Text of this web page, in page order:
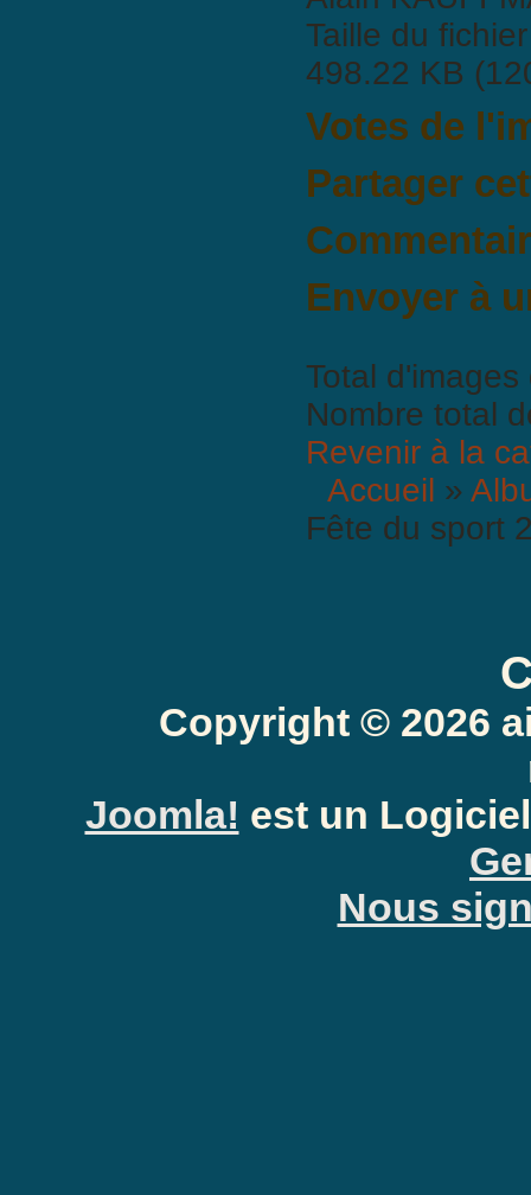
Taille du
498.22 KB
Votes de
Partager
BBCode est
Envoyer à
Total
Nombre total
Revenir à la
Accueil
» Fête du
Copyright © 2026
Joomla!est un
Nous